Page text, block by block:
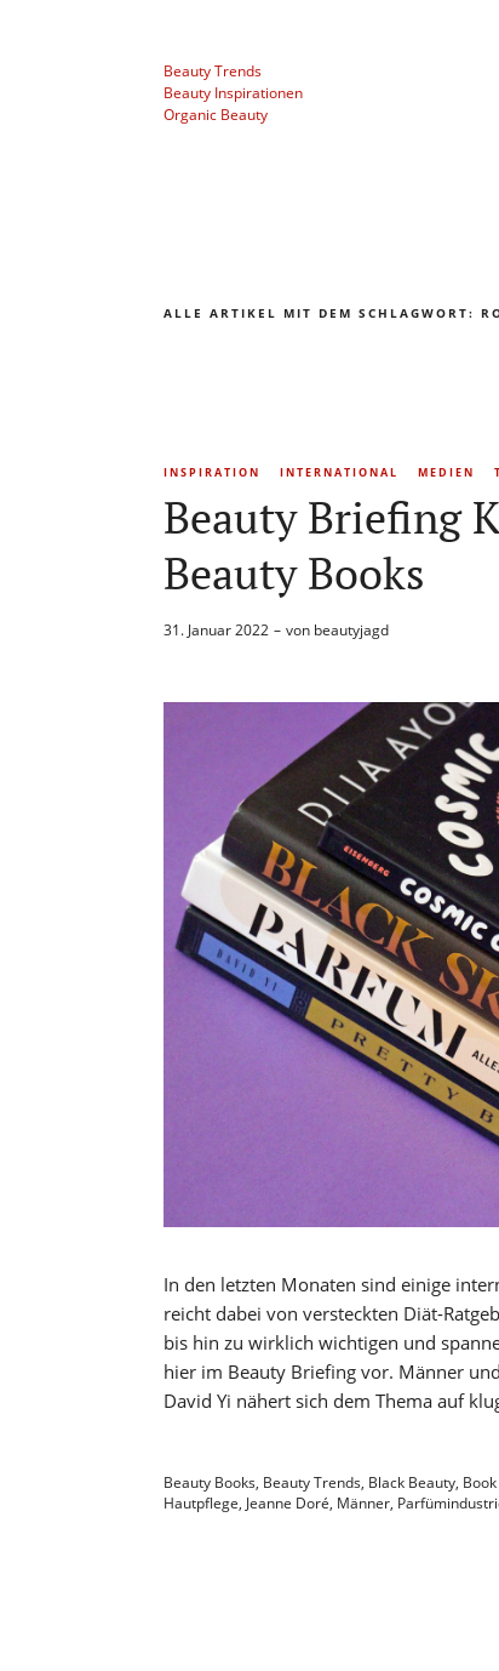
Beauty Trends
Beauty Inspirationen
Organic Beauty
ALLE ARTIKEL MIT DEM SCHLAGWORT:
INSPIRATION INTERNATIONAL MEDIEN
Beauty Briefing
Beauty Books
31. Januar 2022 von beautyjagd
In den letzten Monaten sind einige
reicht dabei von versteckten Diät-
bis hin zu wirklich wichtigen und
hier im Beauty Briefing vor. Männer
David Yi nähert sich dem Thema auf
Beauty Books, Beauty Trends, Black Beauty,
Hautpflege, Jeanne Doré, Männer,